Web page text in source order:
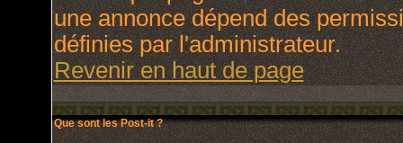
une annonce dépend des
définies par l'administrateur.
Revenir en haut de page
Que sont les Post-it ?